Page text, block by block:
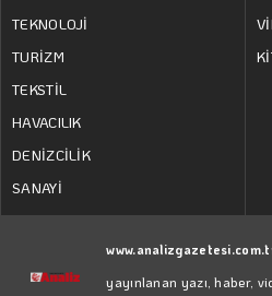
TEKNOLOJİ
TURİZM
TEKSTİL
HAVACILIK
DENİZCİLİK
SANAYİ
yayınlanan yazı, haber,